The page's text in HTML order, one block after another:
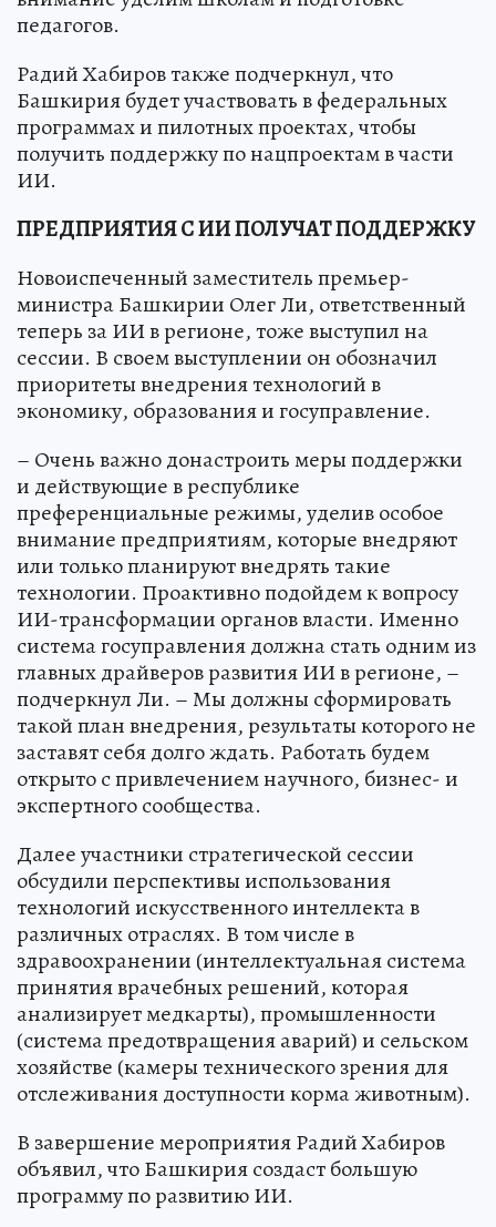
педагогов.
Радий Хабиров также подчеркнул, что
Башкирия будет участвовать в федеральных
программах и пилотных проектах, чтобы
получить поддержку по нацпроектам в части
ИИ.
ПРЕДПРИЯТИЯ С ИИ ПОЛУЧАТ ПОДДЕРЖКУ
Новоиспеченный заместитель премьер-
министра Башкирии Олег Ли, ответственный
теперь за ИИ в регионе, тоже выступил на
сессии. В своем выступлении он обозначил
приоритеты внедрения технологий в
экономику, образования и госуправление.
– Очень важно донастроить меры поддержки
и действующие в республике
преференциальные режимы, уделив особое
внимание предприятиям, которые внедряют
или только планируют внедрять такие
технологии. Проактивно подойдем к вопросу
ИИ-трансформации органов власти. Именно
система госуправления должна стать одним из
главных драйверов развития ИИ в регионе, –
подчеркнул Ли. – Мы должны сформировать
такой план внедрения, результаты которого не
заставят себя долго ждать. Работать будем
открыто с привлечением научного, бизнес- и
экспертного сообщества.
Далее участники стратегической сессии
обсудили перспективы использования
технологий искусственного интеллекта в
различных отраслях. В том числе в
здравоохранении (интеллектуальная система
принятия врачебных решений, которая
анализирует медкарты), промышленности
(система предотвращения аварий) и сельском
хозяйстве (камеры технического зрения для
отслеживания доступности корма животным).
В завершение мероприятия Радий Хабиров
объявил, что Башкирия создаст большую
программу по развитию ИИ.